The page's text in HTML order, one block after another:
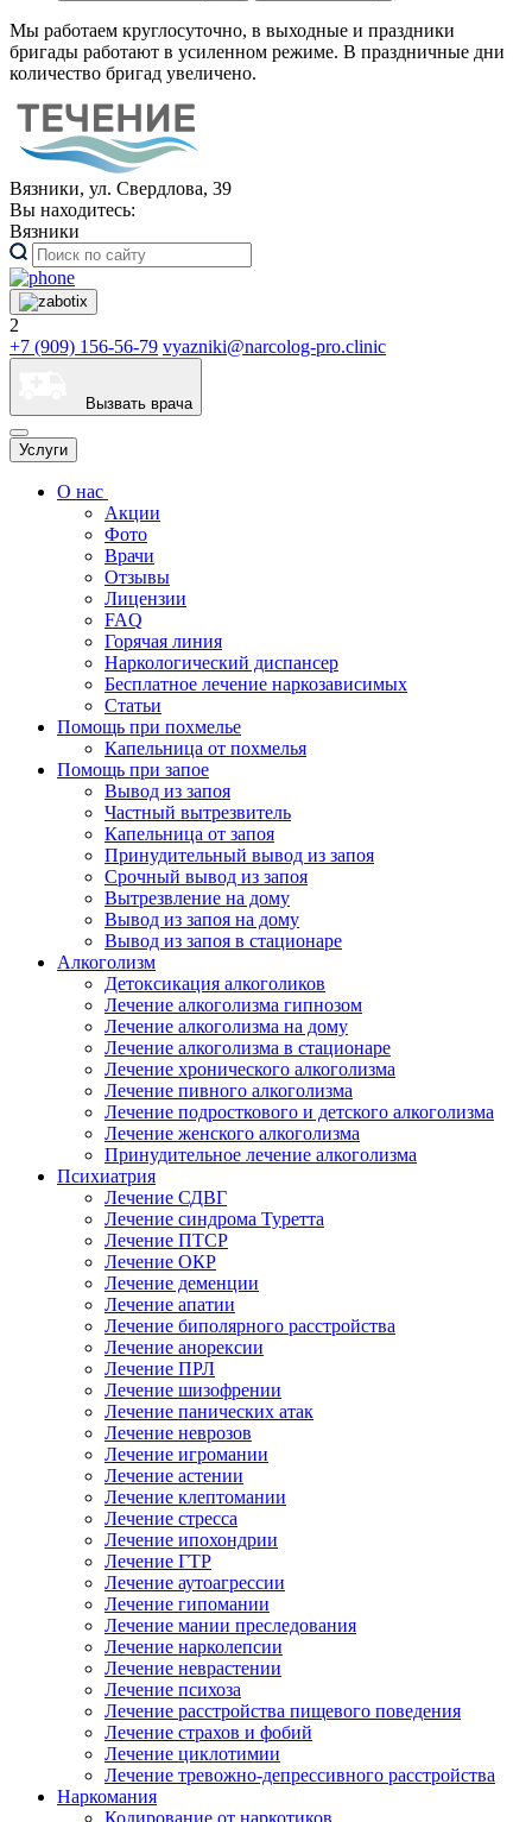
Мы работаем круглосуточно, в выходные и праздники
бригады работают в усиленном режиме. В праздничные дни
количество бригад увеличено.
Вязники, ул. Свердлова, 39
Вы находитесь:
Вязники
2
+7 (909) 156-56-79 vyazniki@narcolog-pro.clinic
Вызвать врача
Услуги
О нас
Акции
Фото
Врачи
Отзывы
Лицензии
FAQ
Горячая линия
Наркологический диспансер
Бесплатное лечение наркозависимых
Статьи
Помощь при похмелье
Капельница от похмелья
Помощь при запое
Вывод из запоя
Частный вытрезвитель
Капельница от запоя
Принудительный вывод из запоя
Срочный вывод из запоя
Вытрезвление на дому
Вывод из запоя на дому
Вывод из запоя в стационаре
Алкоголизм
Детоксикация алкоголиков
Лечение алкоголизма гипнозом
Лечение алкоголизма на дому
Лечение алкоголизма в стационаре
Лечение хронического алкоголизма
Лечение пивного алкоголизма
Лечение подросткового и детского алкоголизма
Лечение женского алкоголизма
Принудительное лечение алкоголизма
Психиатрия
Лечение СДВГ
Лечение синдрома Туретта
Лечение ПТСР
Лечение ОКР
Лечение деменции
Лечение апатии
Лечение биполярного расстройства
Лечение анорексии
Лечение ПРЛ
Лечение шизофрении
Лечение панических атак
Лечение неврозов
Лечение игромании
Лечение астении
Лечение клептомании
Лечение стресса
Лечение ипохондрии
Лечение ГТР
Лечение аутоагрессии
Лечение гипомании
Лечение мании преследования
Лечение нарколепсии
Лечение неврастении
Лечение психоза
Лечение расстройства пищевого поведения
Лечение страхов и фобий
Лечение циклотимии
Лечение тревожно-депрессивного расстройства
Наркомания
Кодирование от наркотиков